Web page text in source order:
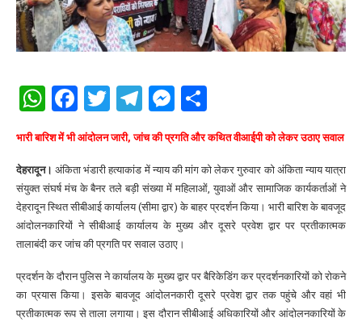
WhatsApp
Facebook
Twitter
Telegram
Messenger
भारी बारिश में भी आंदोलन जारी, जांच की प्रगति और कथित वीआईपी को लेकर उठाए सवाल
देहरादून। अंकिता भंडारी हत्याकांड में न्याय की मांग को लेकर गुरुवार को अंकिता न्याय यात्रा
संयुक्त संघर्ष मंच के बैनर तले बड़ी संख्या में महिलाओं, युवाओं और सामाजिक कार्यकर्ताओं ने
देहरादून स्थित सीबीआई कार्यालय (सीमा द्वार) के बाहर प्रदर्शन किया। भारी बारिश के बावजूद
आंदोलनकारियों ने सीबीआई कार्यालय के मुख्य और दूसरे प्रवेश द्वार पर प्रतीकात्मक
तालाबंदी कर जांच की प्रगति पर सवाल उठाए।
प्रदर्शन के दौरान पुलिस ने कार्यालय के मुख्य द्वार पर बैरिकेडिंग कर प्रदर्शनकारियों को रोकने
का प्रयास किया। इसके बावजूद आंदोलनकारी दूसरे प्रवेश द्वार तक पहुंचे और वहां भी
प्रतीकात्मक रूप से ताला लगाया। इस दौरान सीबीआई अधिकारियों और आंदोलनकारियों के